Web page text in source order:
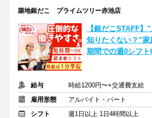
築地銀だこ プライムツリー赤池店
【銀だこSTAFF】
知りたくない？”家
期間での週0シフ
給与
時給1200円〜+交通費支給
雇用形態
アルバイト・パート
シフト
週1日以上 1日4時間以上